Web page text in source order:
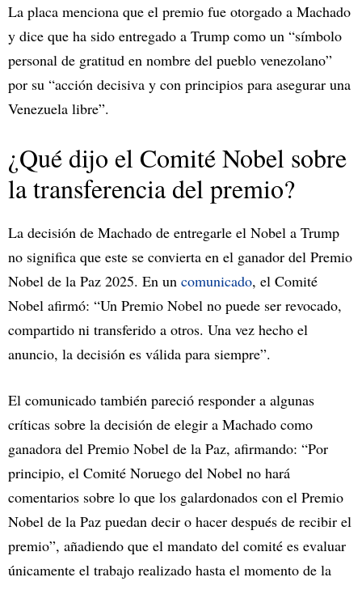
La placa menciona que el premio fue otorgado a Machado
y dice que ha sido entregado a Trump como un “símbolo
personal de gratitud en nombre del pueblo venezolano”
por su “acción decisiva y con principios para asegurar una
Venezuela libre”.
¿Qué dijo el Comité Nobel sobre
la transferencia del premio?
La decisión de Machado de entregarle el Nobel a Trump
no significa que este se convierta en el ganador del Premio
Nobel de la Paz 2025. En un comunicado, el Comité
Nobel afirmó: “Un Premio Nobel no puede ser revocado,
compartido ni transferido a otros. Una vez hecho el
anuncio, la decisión es válida para siempre”.
El comunicado también pareció responder a algunas
críticas sobre la decisión de elegir a Machado como
ganadora del Premio Nobel de la Paz, afirmando: “Por
principio, el Comité Noruego del Nobel no hará
comentarios sobre lo que los galardonados con el Premio
Nobel de la Paz puedan decir o hacer después de recibir el
premio”, añadiendo que el mandato del comité es evaluar
únicamente el trabajo realizado hasta el momento de la